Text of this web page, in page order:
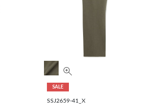
SALE
SSJ2659-41_X